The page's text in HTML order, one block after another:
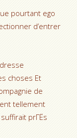
pourtant ego
d’entrer
choses Et
de
tellement
prГЁs